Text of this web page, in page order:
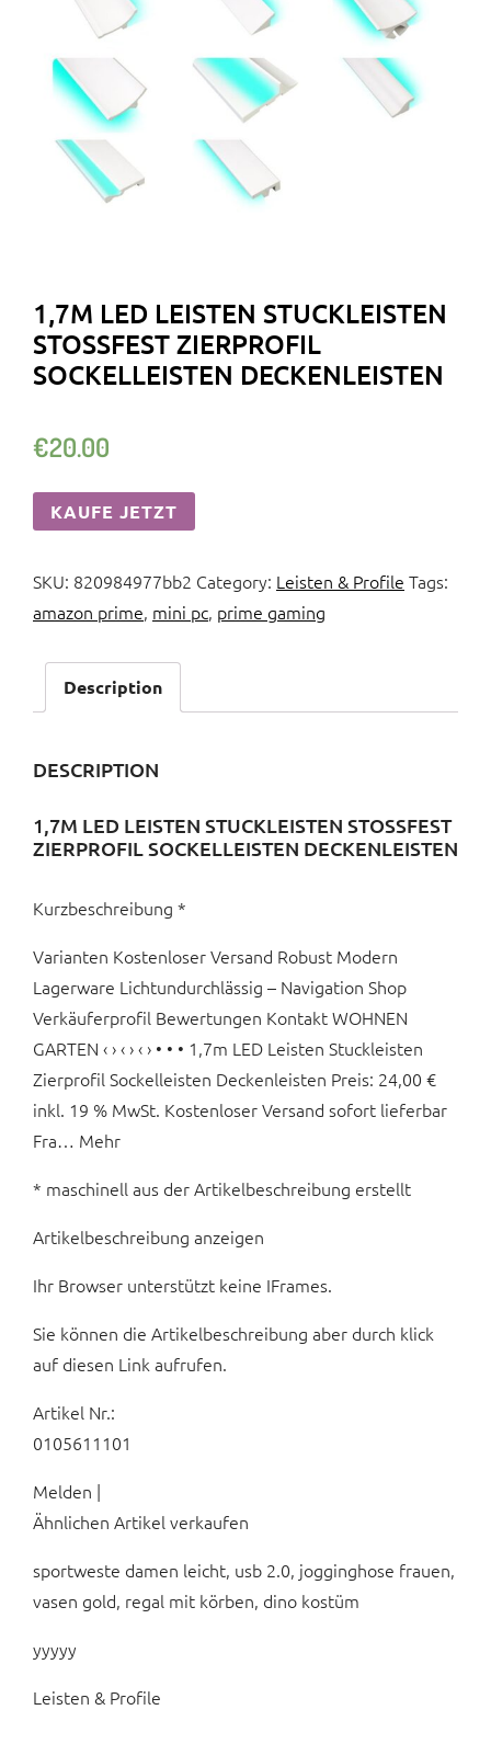
1,7M LED LEISTEN STUCKLEISTEN
STOSSFEST ZIERPROFIL S
OCKELLEISTEN DECKENLEISTEN
€20.00
KAUFE JETZT
SKU: 820984977bb2 Category: Leisten & Profile Tags:
amazon prime, mini pc, prime gaming
Description
DESCRIPTION
1,7M LED LEISTEN STUCKLEISTEN STOSSFEST Z
IERPROFIL SOCKELLEISTEN DECKENLEISTEN
Kurzbeschreibung *
Varianten Kostenloser Versand Robust Modern
Lagerware Lichtundurchlässig – Navigation Shop
Verkäuferprofil Bewertungen Kontakt WOHNEN
GARTEN ‹ › ‹ › ‹ › • • • 1,7m LED Leisten Stuckleisten
Zierprofil Sockelleisten Deckenleisten Preis: 24,00 €
inkl. 19 % MwSt. Kostenloser Versand sofort lieferbar
Fra… Mehr
* maschinell aus der Artikelbeschreibung erstellt
Artikelbeschreibung anzeigen
Ihr Browser unterstützt keine IFrames.
Sie können die Artikelbeschreibung aber durch klick
auf diesen Link aufrufen.
Artikel Nr.:
0105611101
Melden |
Ähnlichen Artikel verkaufen
sportweste damen leicht, usb 2.0, jogginghose frauen,
vasen gold, regal mit körben, dino kostüm
yyyyy
Leisten & Profile